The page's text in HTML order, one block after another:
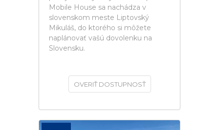
Mobile House sa nachádza v
slovenskom meste Liptovský
Mikuláš, do ktorého si môžete
naplánovať vašú dovolenku na
Slovensku.
OVERIŤ DOSTUPNOSŤ